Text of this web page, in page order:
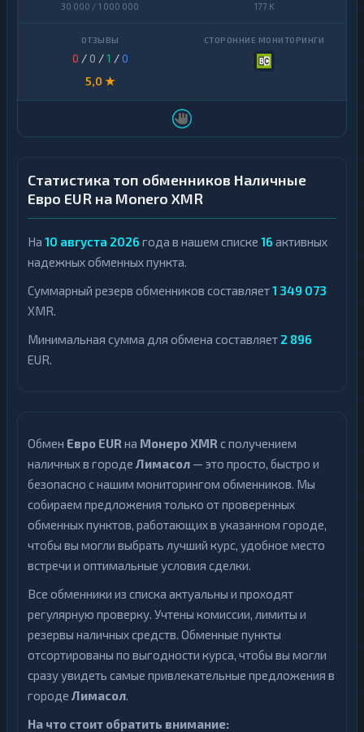
30 000 / 1 000 000 177 K
0 / 0 /1 /0
5,0 ★
Статистика топ обменников Наличные
Евро EUR на Monero XMR
На 10 августа 2026 года в нашем списке 16 активных
надежных обменных пункта.
Суммарный резерв обменников составляет1 349 073
XMR.
Минимальная сумма для обмена составляет 2 896
EUR.
Обмен Евро EUR на Монеро XMR с получением
наличных в городе Лимасол — это просто, быстро и
безопасно с нашим мониторингом обменников. Мы
собираем предложения только от проверенных
обменных пунктов, работающих в указанном городе,
чтобы вы могли выбрать лучший курс, удобное место
встречи и оптимальные условия сделки.
Все обменники из списка актуальны и проходят
регулярную проверку. Учтены комиссии, лимиты и
резервы наличных средств. Обменные пункты
отсортированы по выгодности курса, чтобы вы могли
сразу увидеть самые привлекательные предложения в
городе Лимасол.
На что стоит обратить внимание: